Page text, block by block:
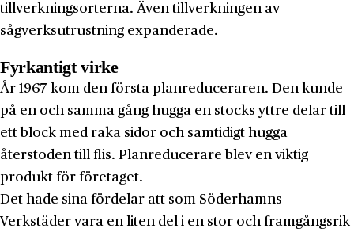
tillverkningsorterna. Även tillverkningen av
sågverksutrustning expanderade.
Fyrkantigt virke
År 1967 kom den första planreduceraren. Den kunde
på en och samma gång hugga en stocks yttre delar till
ett block med raka sidor och samtidigt hugga
återstoden till flis. Planreducerare blev en viktig
produkt för företaget.
Det hade sina fördelar att som Söderhamns
Verkstäder vara en liten del i en stor och framgångsrik